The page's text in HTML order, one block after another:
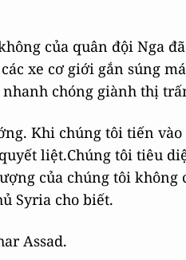
của quân đội Nga
xe cơ giới gắn súng
chóng giành thị
Khi chúng tôi tiến
liệt.Chúng tôi tiêu
của chúng tôi không
Syria cho biết.
Assad.